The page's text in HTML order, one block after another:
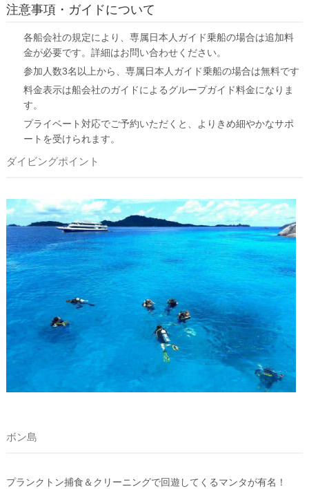
注意事項・ガイドについて
各船会社の規定により、専属日本人ガイド乗船の場合は追加料
金が必要です。詳細はお問い合わせください。
参加人数3名以上から、専属日本人ガイド乗船の場合は無料です
料金表示は船会社のガイドによるグループガイド料金になりま
す。
プライベート対応でご予約いただくと、よりきめ細やかなサポ
ートを受けられます。
ダイビングポイント
ボン島
プランクトン捕食＆クリーニングで回遊してくるマンタが有名！